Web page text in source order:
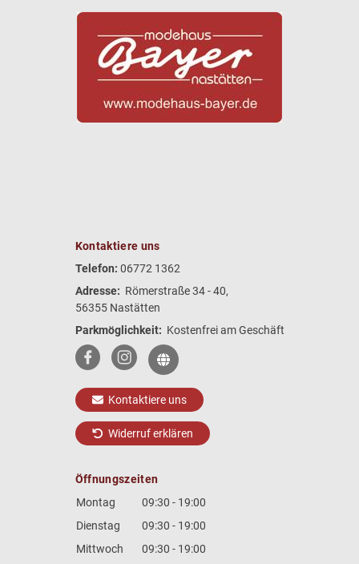
Kontaktiere uns
Telefon: 06772 1362
Adresse: Römerstraße 34 - 40,
56355 Nastätten
Parkmöglichkeit: Kostenfrei am Geschäft
Kontaktiere uns
Widerruf erklären
Öffnungszeiten
Montag
09:30 - 19:00
Dienstag
09:30 - 19:00
Mittwoch
09:30 - 19:00